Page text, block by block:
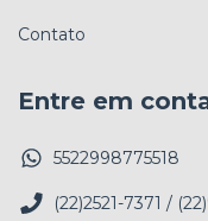
Contato
Entre em
5522998775518
(22)2521-7371 /